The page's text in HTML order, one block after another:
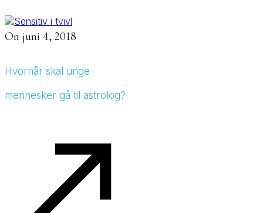
On juni 4, 2018
Hvornår skal unge
mennesker gå til astrolog?